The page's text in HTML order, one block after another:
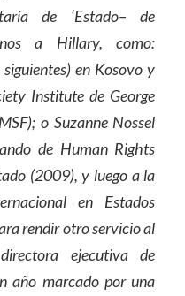
de ‘Estado– de
a Hillary, como:
en Kosovo y
Institute de George
o Suzanne Nossel
de Human Rights
(2009), y luego a la
en Estados
rendir otro servicio al
ejecutiva de
año marcado por una